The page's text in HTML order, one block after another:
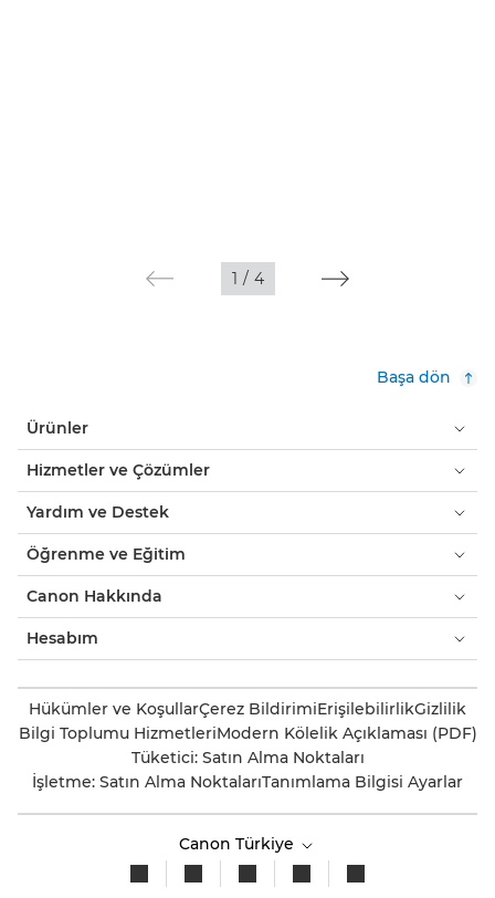
1 / 4
Başa dön
Ürünler
Hizmetler ve Çözümler
Yardım ve Destek
Öğrenme ve Eğitim
Canon Hakkında
Hesabım
Hükümler ve KoşullarÇerez BildirimiErişilebilirlikGizlilik
Bilgi Toplumu HizmetleriModern Kölelik Açıklaması (PDF)
Tüketici: Satın Alma Noktaları
İşletme: Satın Alma NoktalarıTanımlama Bilgisi Ayarlar
Canon Türkiye